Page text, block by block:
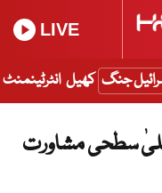
LIVE
جنگ کھیل انٹرٹینمنٹ
اعلیٰ سطحی مشاورت